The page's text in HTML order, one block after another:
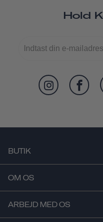
Hold
BUTIK
OM OS
ARBEJD MED OS